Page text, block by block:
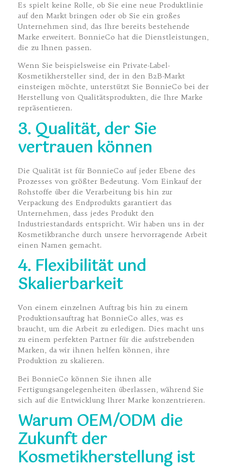
Es spielt keine Rolle, ob Sie eine neue Produktlinie
auf den Markt bringen oder ob Sie ein großes
Unternehmen sind, das Ihre bereits bestehende
Marke erweitert. BonnieCo hat die Dienstleistungen,
die zu Ihnen passen.
Wenn Sie beispielsweise ein Private-Label-
Kosmetikhersteller sind, der in den B2B-Markt
einsteigen möchte, unterstützt Sie BonnieCo bei der
Herstellung von Qualitätsprodukten, die Ihre Marke
repräsentieren.
3. Qualität, der Sie
vertrauen können
Die Qualität ist für BonnieCo auf jeder Ebene des
Prozesses von größter Bedeutung. Vom Einkauf der
Rohstoffe über die Verarbeitung bis hin zur
Verpackung des Endprodukts garantiert das
Unternehmen, dass jedes Produkt den
Industriestandards entspricht. Wir haben uns in der
Kosmetikbranche durch unsere hervorragende Arbeit
einen Namen gemacht.
4. Flexibilität und
Skalierbarkeit
Von einem einzelnen Auftrag bis hin zu einem
Produktionsauftrag hat BonnieCo alles, was es
braucht, um die Arbeit zu erledigen. Dies macht uns
zu einem perfekten Partner für die aufstrebenden
Marken, da wir ihnen helfen können, ihre
Produktion zu skalieren.
Bei BonnieCo können Sie ihnen alle
Fertigungsangelegenheiten überlassen, während Sie
sich auf die Entwicklung Ihrer Marke konzentrieren.
Warum OEM/ODM die
Zukunft der
Kosmetikherstellung ist